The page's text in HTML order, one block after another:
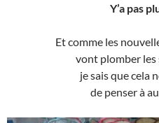
Y’a pas
Et comme les
vont plomber les
je sais que cela
de penser à